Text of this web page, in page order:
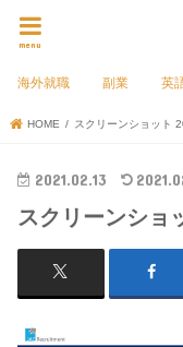
menu
海外就職 副業 英
HOME スクリーンショット
2021.02.13
スクリーンショ